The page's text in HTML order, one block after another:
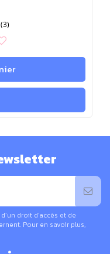
(3)
droit d’accès et de
Pour en savoir plus,